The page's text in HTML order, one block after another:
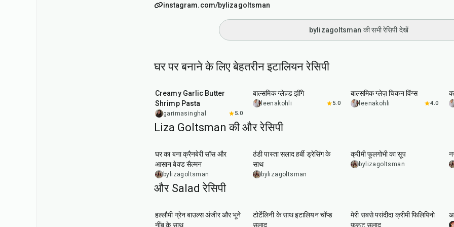
instagram.com/bylizagoltsman
bylizagoltsman की सभी रेसिपी देखें
घर पर बनाने के लिए बेहतरीन इटालियन रेसिपी
Creamy Garlic Butter
Shrimp Pasta
garimasinghal 5.0
बाल्समिक ग्लेज़्ड झींगे
leenakohli 5.0
बाल्समिक ग्लेज़ चिकन विंग्स
leenakohli 4.0
Liza Goltsman की और रेसिपी
घर का बना क्रैनबेरी सॉस और
आसान बेक्ड सैल्मन
bylizagoltsman
ठंडी पास्ता सलाद हर्बी ड्रेसिंग के
साथ
bylizagoltsman
क्रीमी फूलगोभी का सूप
bylizagoltsman
और Salad रेसिपी
हल्लौमी ग्रेन बाउल्स अंजीर और भूने
नींबू के साथ
टोर्टेलिनी के साथ इटालियन चॉप्ड
सलाद
मेरी सबसे पसंदीदा क्रीमी फिलिपिनो
फ्रूट सलाद